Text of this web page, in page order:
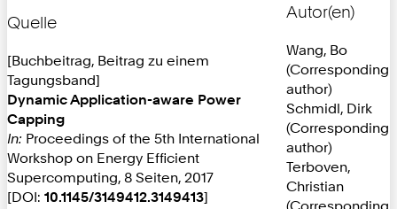
Quelle
[Buchbeitrag, Beitrag zu einem
Tagungsband]
Dynamic Application-aware Power
Capping
In: Proceedings of the 5th International
Workshop on Energy Efficient
Supercomputing, 8 Seiten, 2017
[DOI: 10.1145/3149412.3149413]
Autor(en)
Wang, Bo
(Corresponding
author)
Schmidl, Dirk
(Corresponding
author)
Terboven,
Christian
(Corresponding